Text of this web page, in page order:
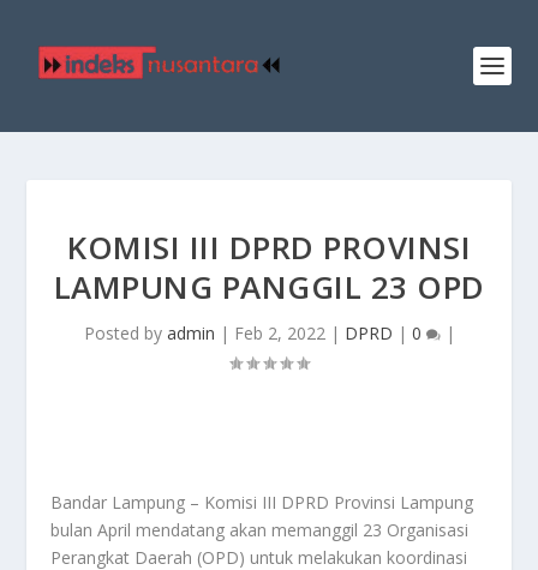
KOMISI III DPRD PROVINSI
LAMPUNG PANGGIL 23 OPD
Posted by admin | Feb 2, 2022| DPRD | 0 |
Bandar Lampung – Komisi III DPRD Provinsi Lampung
bulan April mendatang akan memanggil 23 Organisasi
Perangkat Daerah (OPD) untuk melakukan koordinasi